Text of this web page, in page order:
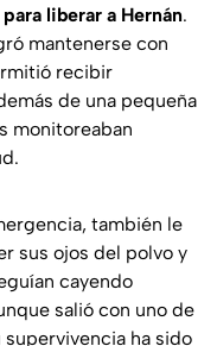
liberar a Hernán.
mantenerse con
recibir
de una pequeña
monitoreaban
también le
sus ojos del polvo y
cayendo
salió con uno de
ha sido